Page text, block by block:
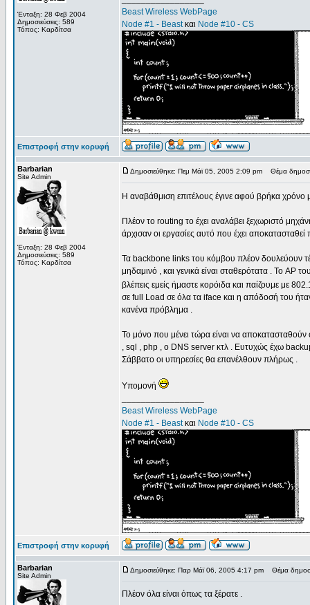
Ένταξη: 28 Φεβ 2004
Δημοσιεύσεις: 589
Τόπος: Καρδίτσα
Beast Wireless WebPage
Node #1 - Beastκαι Node #10 - CS
Επιστροφή στην κορυφή
Barbarian
Site Admin
Ένταξη: 28 Φεβ 2004
Δημοσιεύσεις: 589
Τόπος: Καρδίτσα
Δημοσιεύθηκε: Πεμ Μάϊ 05, 2005 2:09 pm Θέμα
Η αναβάθμιση επιτέλους έγινε αφού βρήκα χρόνο
Πλέον το routing το έχει αναλάβει ξεχωριστό
άρχισαν οι εργασίες αυτό που έχει
Τα backbone links του κόμβου πλέον δουλεύουν
μηδαμινό , και γενικά είναι σταθερότατα . Το AP
βλέπεις εμείς ήμαστε κορόιδα και παίζουμε με
σε full Load σε όλα τα iface και η απόδοσή του
κανένα πρόβλημα .
Το μόνο που μένει τώρα είναι να
, sql , php , ο DNS server κτλ . Ευτυχώς έχω
Σάββατο οι υπηρεσίες θα επανέλθουν πλήρως .
Υπομονή
Beast Wireless WebPage
Node #1 - Beastκαι Node #10 - CS
Επιστροφή στην κορυφή
Barbarian
Site Admin
Δημοσιεύθηκε: Παρ Μάϊ 06, 2005 4:17 pm Θέμα
Πλέον όλα είναι όπως τα ξέρατε .